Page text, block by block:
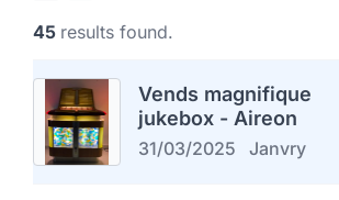
45 results found.
Vends magnifique
jukebox - Aireon
31/03/2025 Janvry